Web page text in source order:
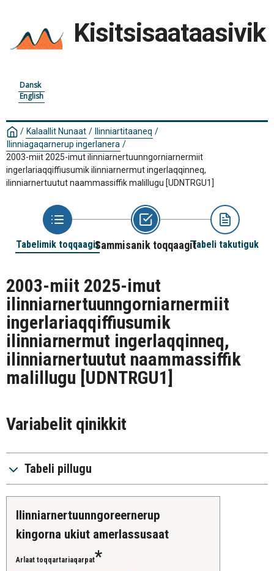
Kisitsisaataasivik
Dansk
English
/ Kalaallit Nunaat / Ilinniartitaaneq /
Ilinniagaqarnerup ingerlanera /
2003-miit 2025-imut ilinniarnertuunngorniarnermiit
ingerlariaqqiffiusumik ilinniarnermut ingerlaqqinneq,
ilinniarnertuutut naammassiffik malillugu [UDNTRGU1]
Tabelimik toqqaagitSammisanik toqqaagitTabeli takutiguk
2003-miit 2025-imut
ilinniarnertuunngorniarnermiit
ingerlariaqqiffiusumik
ilinniarnermut ingerlaqqinneq,
ilinniarnertuutut naammassiffik
malillugu [UDNTRGU1]
Variabelit qinikkit
Tabeli pillugu
ilinniarnertuunngoreernerup
kingorna ukiut amerlassusaat
Arlaat toqqartariaqarpat